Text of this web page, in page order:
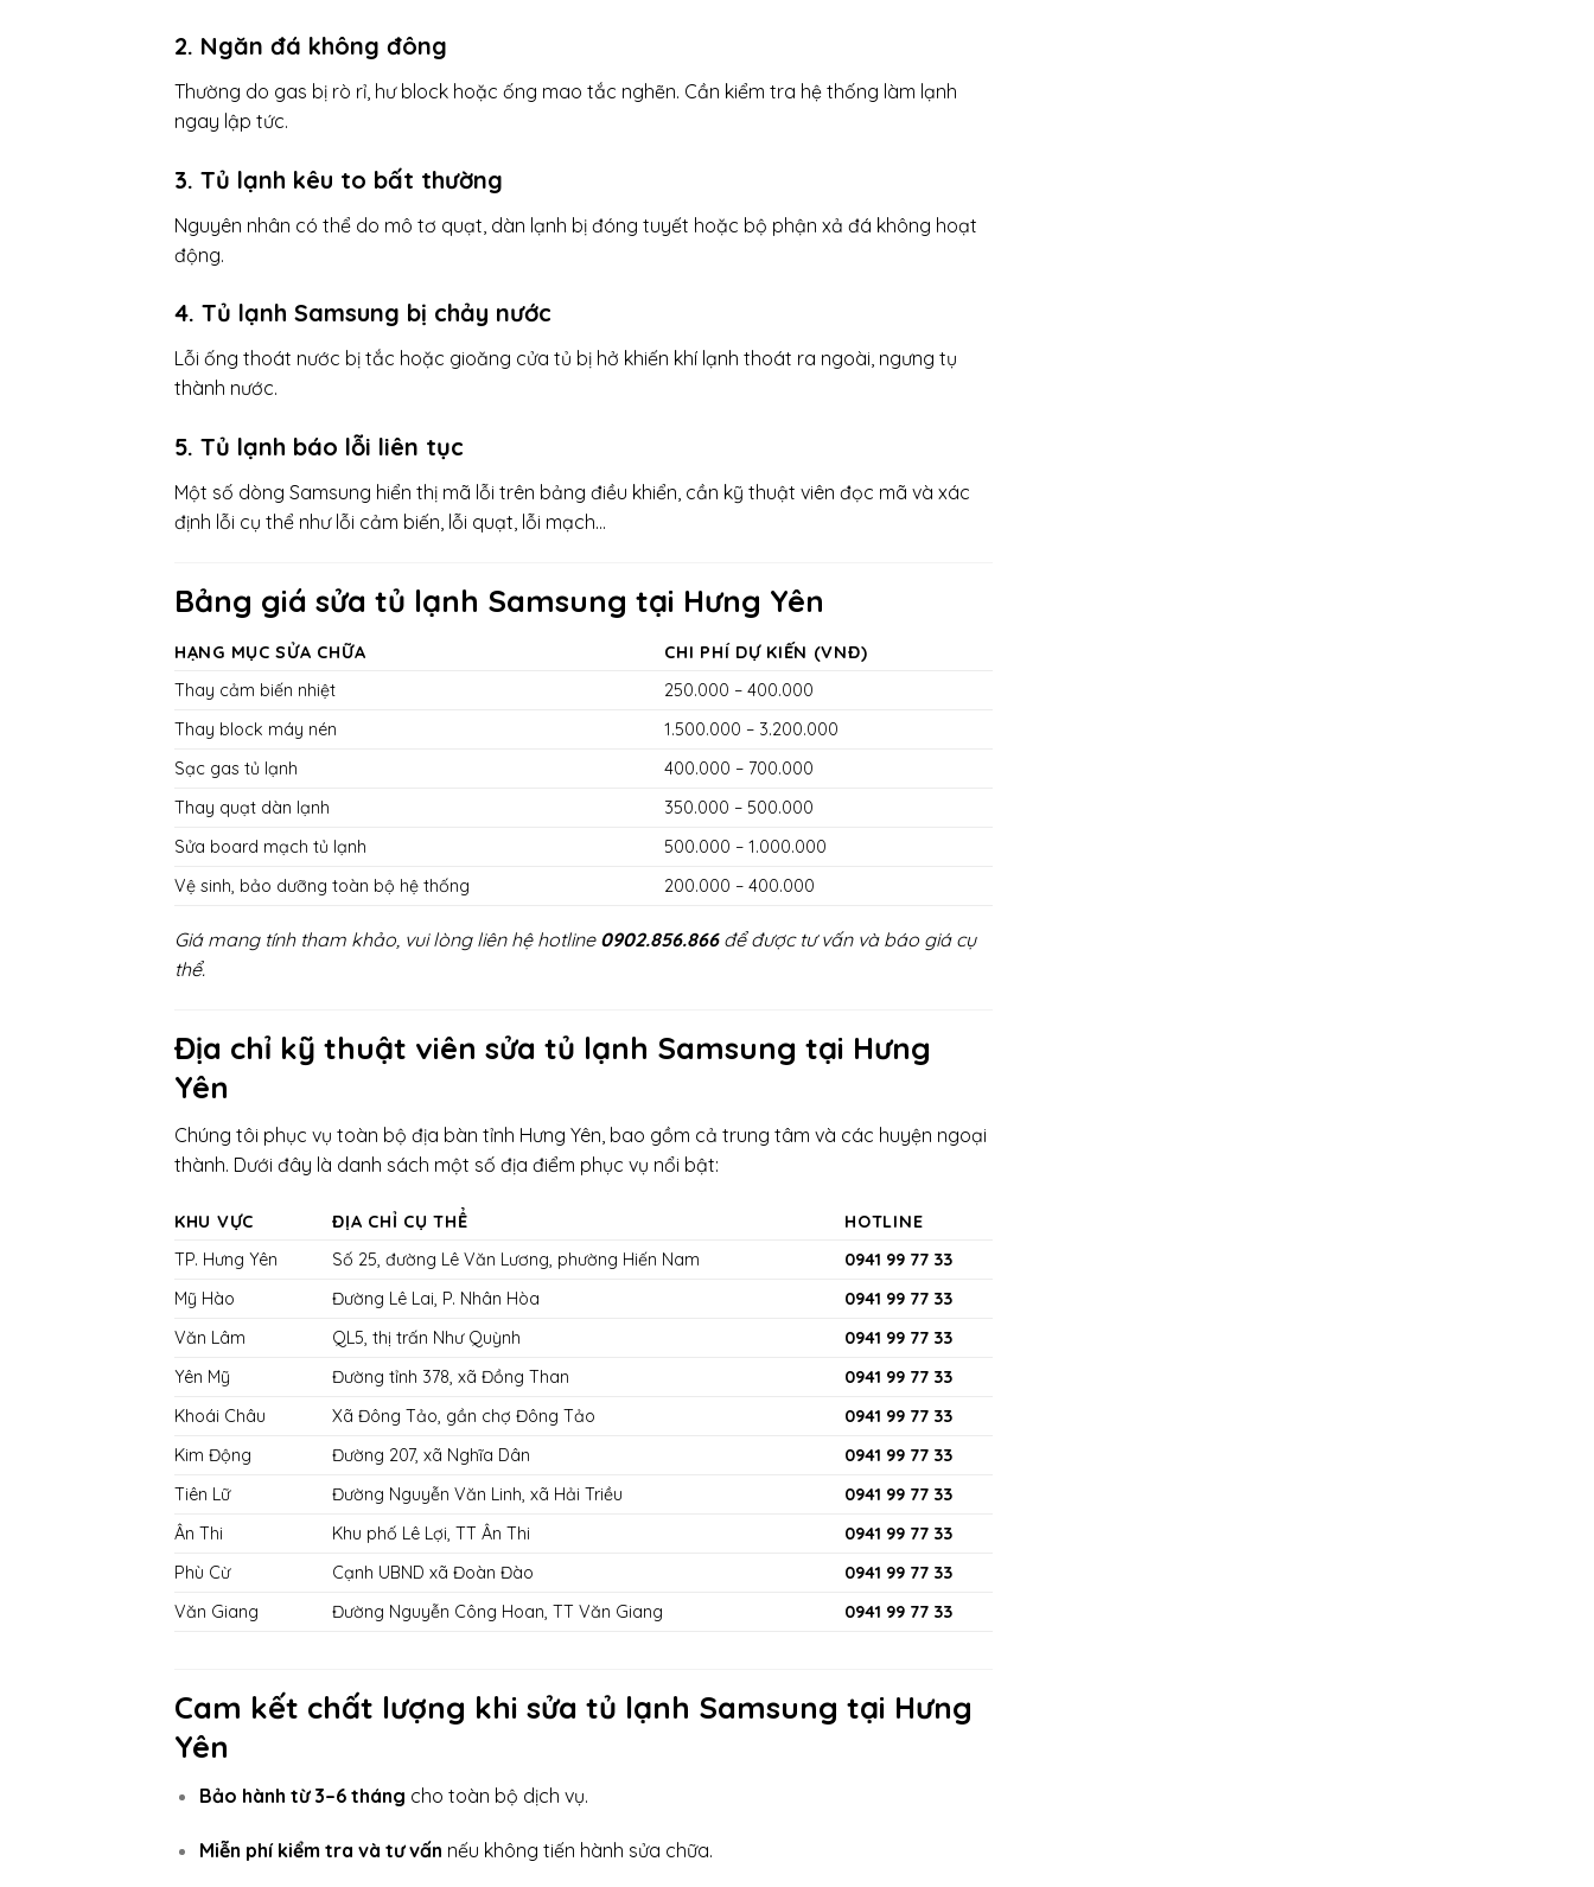
2. Ngăn đá không đông
Thường do gas bị rò rỉ, hư block hoặc ống mao tắc nghẽn. Cần kiểm tra hệ thống làm lạnh
ngay lập tức.
3. Tủ lạnh kêu to bất thường
Nguyên nhân có thể do mô tơ quạt, dàn lạnh bị đóng tuyết hoặc bộ phận xả đá không hoạt
động.
4. Tủ lạnh Samsung bị chảy nước
Lỗi ống thoát nước bị tắc hoặc gioăng cửa tủ bị hở khiến khí lạnh thoát ra ngoài, ngưng tụ
thành nước.
5. Tủ lạnh báo lỗi liên tục
Một số dòng Samsung hiển thị mã lỗi trên bảng điều khiển, cần kỹ thuật viên đọc mã và xác
định lỗi cụ thể như lỗi cảm biến, lỗi quạt, lỗi mạch…
Bảng giá sửa tủ lạnh Samsung tại Hưng Yên
HẠNG MỤC SỬA CHỮA
CHI PHÍ DỰ KIẾN (VNĐ)
Thay cảm biến nhiệt
250.000 – 400.000
Thay block máy nén
1.500.000 – 3.200.000
Sạc gas tủ lạnh
400.000 – 700.000
Thay quạt dàn lạnh
350.000 – 500.000
Sửa board mạch tủ lạnh
500.000 – 1.000.000
Vệ sinh, bảo dưỡng toàn bộ hệ thống
200.000 – 400.000
Giá mang tính tham khảo, vui lòng liên hệ hotline 0902.856.866để được tư vấn và báo giá cụ
thể.
Địa chỉ kỹ thuật viên sửa tủ lạnh Samsung tại Hưng
Yên
Chúng tôi phục vụ toàn bộ địa bàn tỉnh Hưng Yên, bao gồm cả trung tâm và các huyện ngoại
thành. Dưới đây là danh sách một số địa điểm phục vụ nổi bật:
KHU VỰC ĐỊA CHỈ CỤ THỂ
HOTLINE
TP. Hưng Yên
Số 25, đường Lê Văn Lương, phường Hiến Nam
0941 99 77 33
Mỹ Hào
Đường Lê Lai, P. Nhân Hòa
0941 99 77 33
Văn Lâm
QL5, thị trấn Như Quỳnh
0941 99 77 33
Yên Mỹ
Đường tỉnh 378, xã Đồng Than
0941 99 77 33
Khoái Châu
Xã Đông Tảo, gần chợ Đông Tảo
0941 99 77 33
Kim Động
Đường 207, xã Nghĩa Dân
0941 99 77 33
Tiên Lữ
Đường Nguyễn Văn Linh, xã Hải Triều
0941 99 77 33
Ân Thi
Khu phố Lê Lợi, TT Ân Thi
0941 99 77 33
Phù Cừ
Cạnh UBND xã Đoàn Đào
0941 99 77 33
Văn Giang
Đường Nguyễn Công Hoan, TT Văn Giang 0941 99 77 33
Cam kết chất lượng khi sửa tủ lạnh Samsung tại Hưng
Yên
Bảo hành từ 3–6 tháng cho toàn bộ dịch vụ.
Miễn phí kiểm tra và tư vấn nếu không tiến hành sửa chữa.